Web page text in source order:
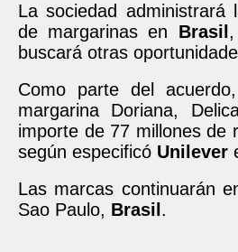
La sociedad
de margarinas en Brasil
buscará otras
Como parte del acuerdo,
margarina Doriana,
importe de 77 millones de
según especificó Unilever
Las marcas continuarán
Sao Paulo, Brasil .